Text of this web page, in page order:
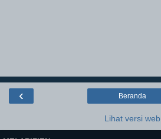
‹ Beranda
Lihat versi web